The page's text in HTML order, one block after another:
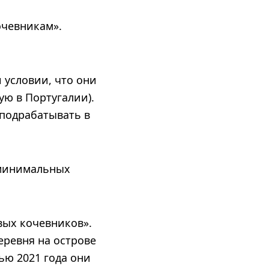
условии, что они
в Португалии).
в
кочевников».
на острове
2021 года они